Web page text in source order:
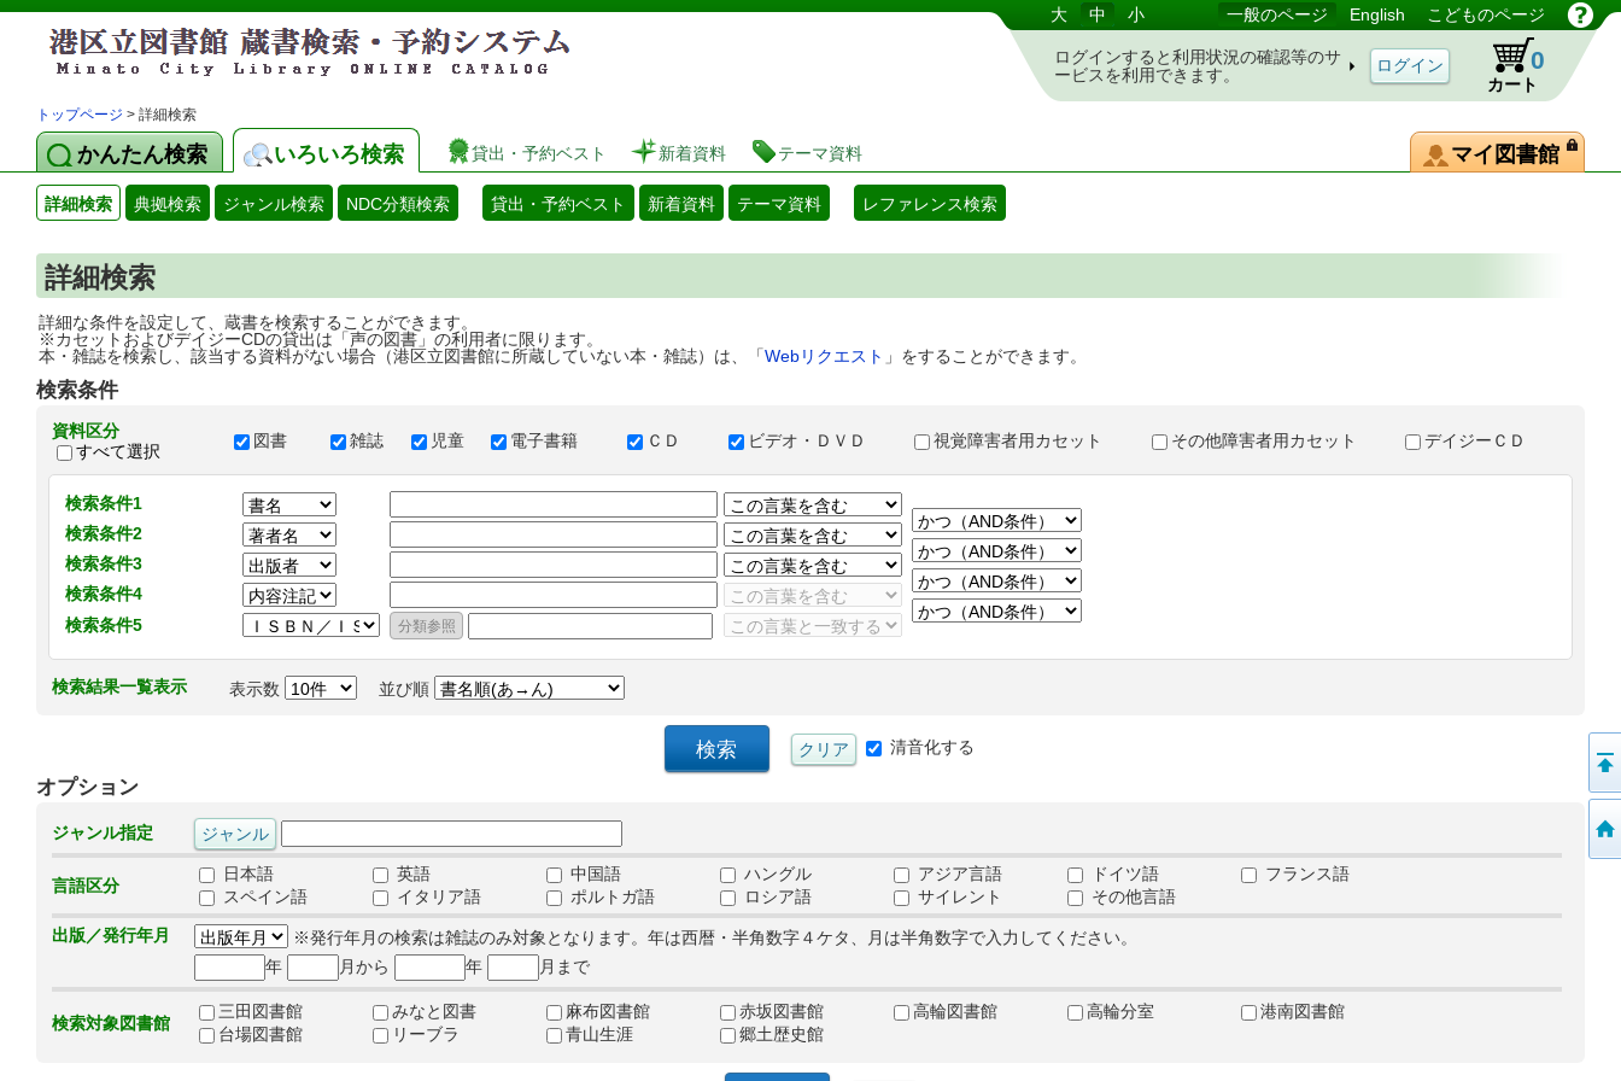
港区立図書館 蔵書検索・予約システム 大 中 小 一般のページ English こどものページ
ログインすると利用状況の確認等のサ
ービスを利用できます。
カート
0
トップページ > 詳細検索
かんたん検索 いろいろ検索 貸出・予約ベスト 新着資料 テーマ資料 マイ図書館
詳細検索 典拠検索 ジャンル検索 NDC分類検索 貸出・予約ベスト 新着資料 テーマ資料 レファレンス検索
詳細検索
詳細な条件を設定して、蔵書を検索することができます。
※カセットおよびデイジーCDの貸出は「声の図書」の利用者に限ります。
本・雑誌を検索し、該当する資料がない場合（港区立図書館に所蔵していない本・雑誌）は、「Webリクエスト 」をすることができます。
検索条件
資料区分
すべて選択
図書 雑誌 児童 電子書籍 ＣＤ ビデオ・ＤＶＤ 視覚障害者用カセット その他障害者用カセット デイジーＣＤ
検索条件1
検索条件2
検索条件3
検索条件4
検索条件5
検索結果一覧表示 表示数 並び順
清音化する
オプション
ジャンル指定
言語区分
日本語 英語 中国語 ハングル アジア言語 ドイツ語
フランス語
スペイン語
イタリア語 ポルトガ語 ロシア語 サイレント
その他言語
出版／発行年月
※発行年月の検索は雑誌のみ対象となります。年は西暦・半角数字４ケタ、月は半角数字で入力してください。
年
月から 年 月まで
検索対象図書館
三田図書館 みなと図書 麻布図書館 赤坂図書館 高輪図書館 高輪分室
港南図書館
台場図書館
リーブラ 青山生涯 郷土歴史館